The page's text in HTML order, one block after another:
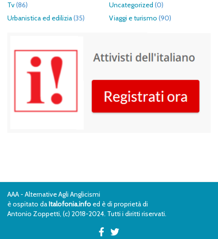
Tv(86) Uncategorized (0)
Urbanistica ed edilizia(35) Viaggi e turismo (90)
AAA - Alternative Agli Anglicismi
è ospitato daItalofonia.info ed è di proprietà di
Antonio Zoppetti, (c) 2018-2024. Tutti i diritti riservati.